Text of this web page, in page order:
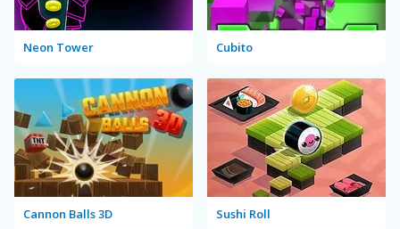
Neon Tower Cubito
Cannon Balls 3D Sushi Roll